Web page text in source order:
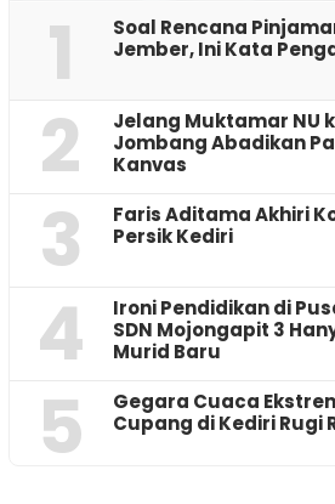
1
‎Soal Rencana
Jember, Ini Kata
2
Jelang Muktamar NU
Jombang Abadikan
Kanvas
3
Faris Aditama Akhiri
Persik Kediri
4
Ironi Pendidikan di
SDN Mojongapit 3
Murid Baru
5
‎Gegara Cuaca
Cupang di Kediri Rugi